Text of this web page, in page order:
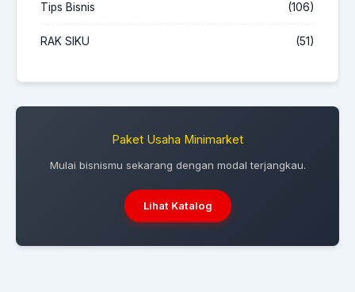
Tips Bisnis (106)
RAK SIKU (51)
Paket Usaha Minimarket
Mulai bisnismu sekarang dengan modal terjangkau.
Lihat Katalog